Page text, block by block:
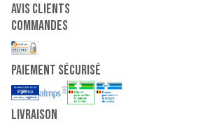
Avis clients
Commandes
paiement sécurisé
Livraison